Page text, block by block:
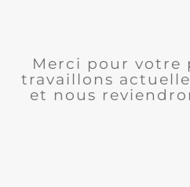
Merci pour votre
travaillons
et nous